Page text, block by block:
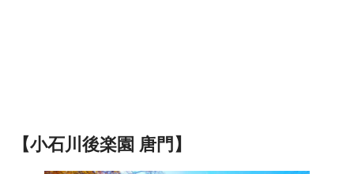
【小石川後楽園 唐門】